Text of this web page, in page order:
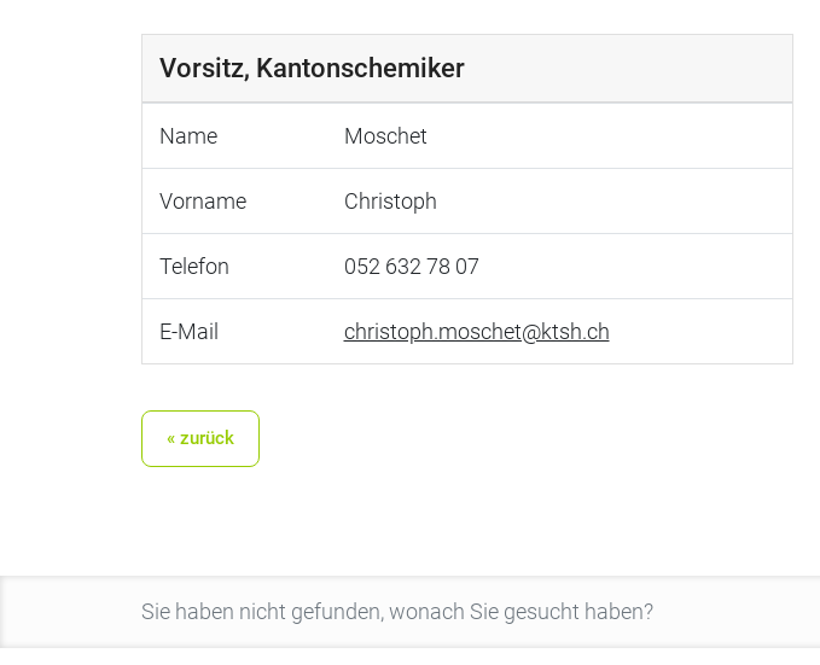
Vorsitz, Kantonschemiker
Name Moschet
Vorname Christoph
Telefon 052 632 78 07
E-Mail christoph.moschet@ktsh.ch
« zurück